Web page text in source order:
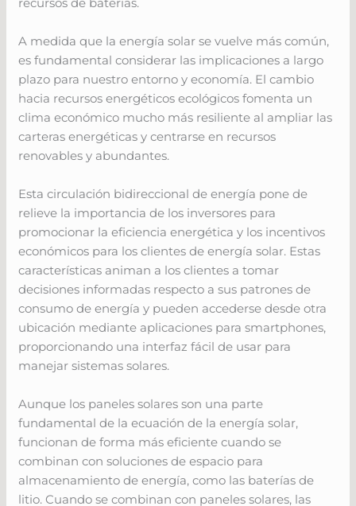
A medida que la energía solar se vuelve más común,
es fundamental considerar las implicaciones a largo
plazo para nuestro entorno y economía. El cambio
hacia recursos energéticos ecológicos fomenta un
clima económico mucho más resiliente al ampliar las
carteras energéticas y centrarse en recursos
renovables y abundantes.
Esta circulación bidireccional de energía pone de
relieve la importancia de los inversores para
promocionar la eficiencia energética y los incentivos
económicos para los clientes de energía solar. Estas
características animan a los clientes a tomar
decisiones informadas respecto a sus patrones de
consumo de energía y pueden accederse desde otra
ubicación mediante aplicaciones para smartphones,
proporcionando una interfaz fácil de usar para
manejar sistemas solares.
Aunque los paneles solares son una parte
fundamental de la ecuación de la energía solar,
funcionan de forma más eficiente cuando se
combinan con soluciones de espacio para
almacenamiento de energía, como las baterías de
litio. Cuando se combinan con paneles solares, las